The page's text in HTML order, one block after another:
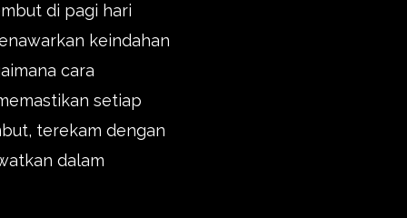
di pagi hari
keindahan
cara
setiap
terekam dengan
dalam